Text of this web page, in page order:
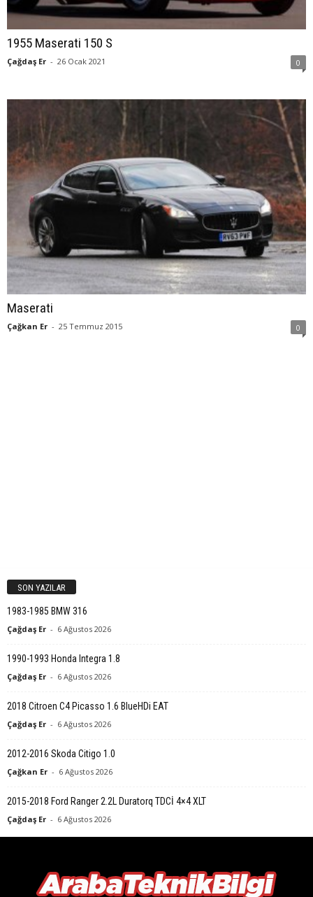
1955 Maserati 150 S
Çağdaş Er - 26 Ocak 2021 0
Maserati
Çağkan Er - 25 Temmuz 2015 0
SON YAZILAR
1983-1985 BMW 316
Çağdaş Er - 6 Ağustos 2026
1990-1993 Honda Integra 1.8
Çağdaş Er - 6 Ağustos 2026
2018 Citroen C4 Picasso 1.6 BlueHDi EAT
Çağdaş Er - 6 Ağustos 2026
2012-2016 Skoda Citigo 1.0
Çağkan Er - 6 Ağustos 2026
2015-2018 Ford Ranger 2.2L Duratorq TDCİ 4×4 XLT
Çağdaş Er - 6 Ağustos 2026